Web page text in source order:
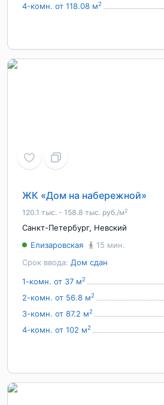
4-комн. от 118.08 м2
ЖК «Дом на набережной»
120.1 тыс. - 158.8 тыс. руб./м2
Санкт-Петербург, Невский
Срок ввода: Дом сдан
Елизаровская 15 мин.
1-комн. от 37 м2
2-комн. от 56.8 м2
3-комн. от 87.2 м2
4-комн. от 102 м2